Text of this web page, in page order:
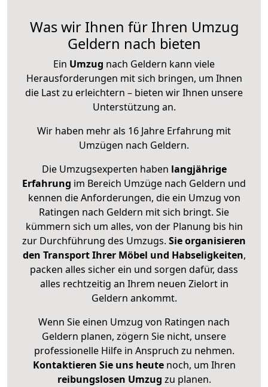
Was wir Ihnen für Ihren Umzug
Geldern nach bieten
Ein Umzug nach Geldern kann viele
Herausforderungen mit sich bringen, um Ihnen
die Last zu erleichtern – bieten wir Ihnen unsere
Unterstützung an.
Wir haben mehr als 16 Jahre Erfahrung mit
Umzügen nach Geldern.
Die Umzugsexperten haben langjährige
Erfahrung im Bereich Umzüge nach Geldern und
kennen die Anforderungen, die ein Umzug von
Ratingen nach Geldern mit sich bringt. Sie
kümmern sich um alles, von der Planung bis hin
zur Durchführung des Umzugs. Sie organisieren
den Transport Ihrer Möbel und Habseligkeiten,
packen alles sicher ein und sorgen dafür, dass
alles rechtzeitig an Ihrem neuen Zielort in
Geldern ankommt.
Wenn Sie einen Umzug von Ratingen nach
Geldern planen, zögern Sie nicht, unsere
professionelle Hilfe in Anspruch zu nehmen.
Kontaktieren Sie uns heutenoch, um Ihren
reibungslosen Umzug zu planen.